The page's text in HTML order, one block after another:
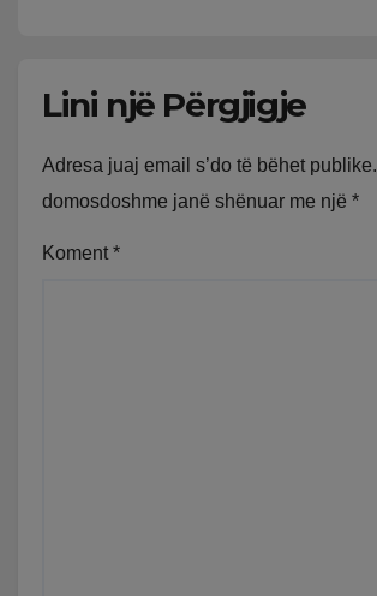
Lini një Përgjigje
Adresa juaj email s’do të bëhet publike.
domosdoshme janë shënuar me një *
Koment *